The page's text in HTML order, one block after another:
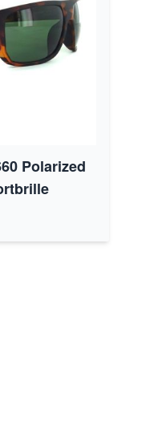
Polarized